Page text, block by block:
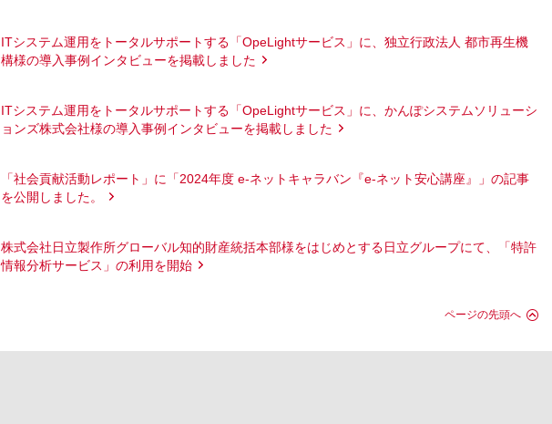
ITシステム運用をトータルサポートする「OpeLightサービス」に、独立行政法人 都市再生機
構様の導入事例インタビューを掲載しました
ITシステム運用をトータルサポートする「OpeLightサービス」に、かんぽシステムソリューシ
ョンズ株式会社様の導入事例インタビューを掲載しました
「社会貢献活動レポート」に「2024年度 e-ネットキャラバン『e-ネット安心講座』」の記事
を公開しました。
株式会社日立製作所グローバル知的財産統括本部様をはじめとする日立グループにて、「特許
情報分析サービス」の利用を開始
ページの先頭へ